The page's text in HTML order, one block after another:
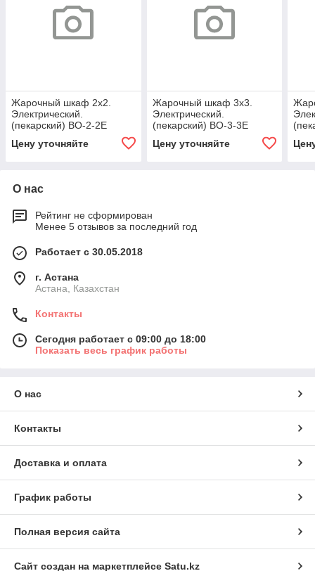
Жарочный шкаф 2х2.
Электрический.
(пекарский) BO-2-2E
Цену уточняйте
Жарочный шкаф 3х3.
Электрический.
(пекарский) BO-3-3E
Цену уточняйте
О нас
Рейтинг не сформирован
Менее 5 отзывов за последний год
Работает с 30.05.2018
г. Астана
Астана, Казахстан
Контакты
Сегодня работает с 09:00 до 18:00
Показать весь график работы
О нас
Контакты
Доставка и оплата
График работы
Полная версия сайта
Сайт создан на маркетплейсе Satu.kz